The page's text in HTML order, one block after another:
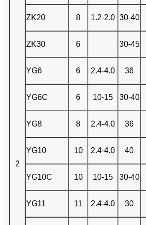
2
ZK20 8 1.2-2.0 30-40
ZK30 6 30-45
YG6 6 2.4-4.0 36
YG6C 6 10-15 30-40
YG8 8 2.4-4.0 36
YG10 10 2.4-4.0 40
YG10C 10 10-15 30-40
YG11 11 2.4-4.0 30